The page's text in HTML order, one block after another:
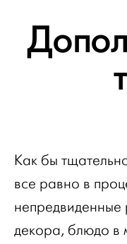
Как бы
все равно в
непредвиденные
декора, блюдо в